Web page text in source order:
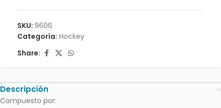
SKU: 9606
Categoría: Hockey
Share:
Descripción
Compuesto por: